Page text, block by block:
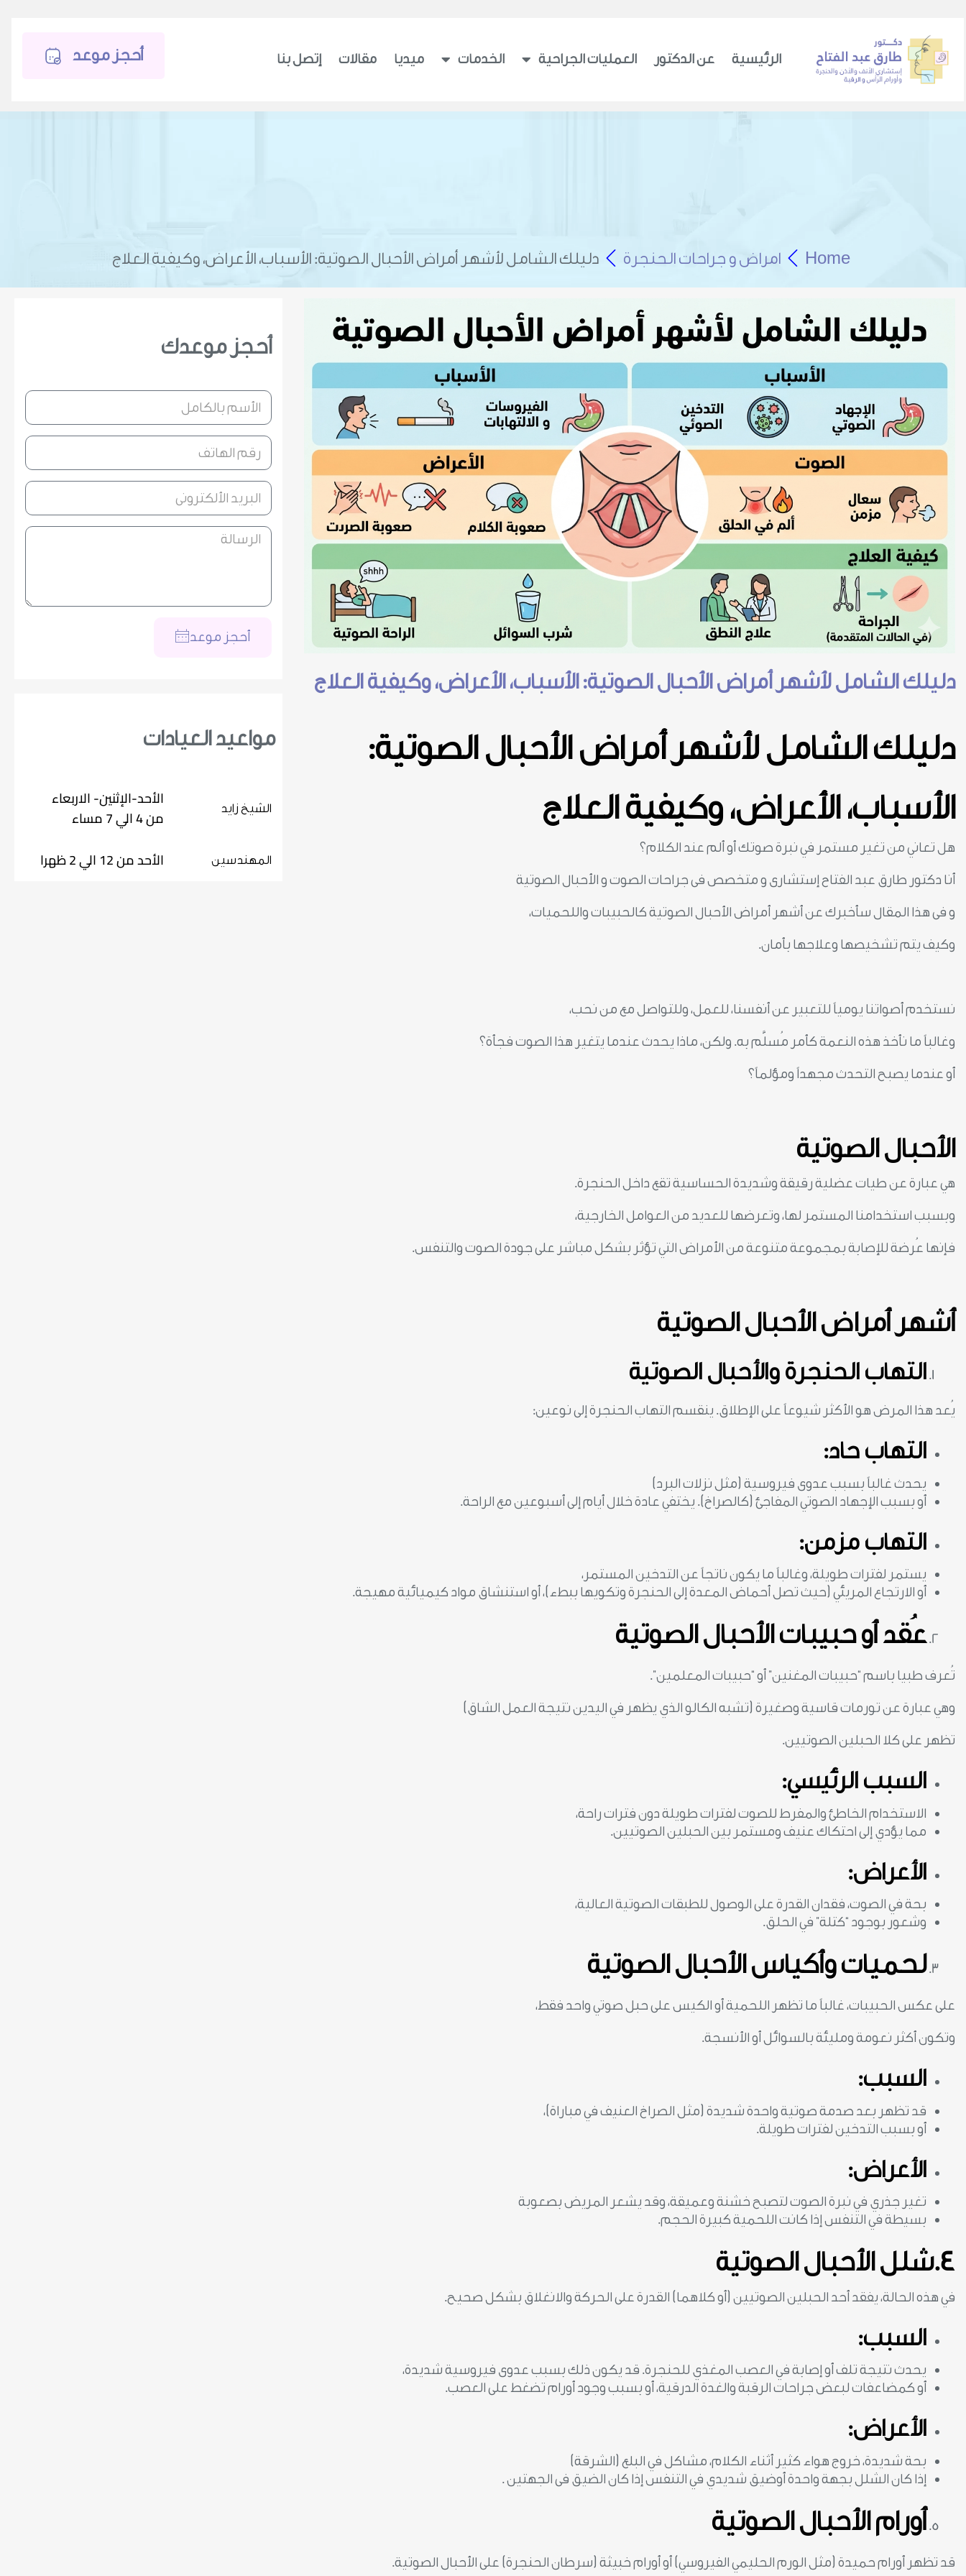
الرئيسية عن الدكتور العمليات الجراحية الخدمات ميديا مقالات إتصل بنا أحجز موعد
Home امراض و جراحات الحنجرة دليلك الشامل لأشهر أمراض الأحبال الصوتية: الأسباب، الأعراض، وكيفية العلاج
دليلك الشامل لأشهر أمراض الأحبال الصوتية: الأسباب، الأعراض، وكيفية العلاج
دليلك الشامل لأشهر أمراض الأحبال الصوتية:
الأسباب، الأعراض، وكيفية العلاج
هل تعاني من تغير مستمر في نبرة صوتك أو ألم عند الكلام؟
أنا دكتور طارق عبد الفتاح إستشارى و متخصص فى جراحات الصوت و الأحبال الصوتية
و فى هذا المقال سأخبرك عن أشهر أمراض الأحبال الصوتية كالحبيبات واللحميات،
وكيف يتم تشخيصها وعلاجها بأمان.
نستخدم أصواتنا يومياً للتعبير عن أنفسنا، للعمل، وللتواصل مع من نحب،
وغالباً ما نأخذ هذه النعمة كأمر مُسلَّم به. ولكن، ماذا يحدث عندما يتغير هذا الصوت فجأة؟
أو عندما يصبح التحدث مجهداً ومؤلماً؟
الأحبال الصوتية
هي عبارة عن طيات عضلية رقيقة وشديدة الحساسية تقع داخل الحنجرة.
وبسبب استخدامنا المستمر لها، وتعرضها للعديد من العوامل الخارجية،
فإنها عُرضة للإصابة بمجموعة متنوعة من الأمراض التي تؤثر بشكل مباشر على جودة الصوت والتنفس.
أشهر أمراض الأحبال الصوتية
التهاب الحنجرة والأحبال الصوتية
يُعد هذا المرض هو الأكثر شيوعاً على الإطلاق. ينقسم التهاب الحنجرة إلى نوعين:
التهاب حاد:
يحدث غالباً بسبب عدوى فيروسية (مثل نزلات البرد)
أو بسبب الإجهاد الصوتي المفاجئ (كالصراخ). يختفي عادة خلال أيام إلى أسبوعين مع الراحة.
التهاب مزمن:
يستمر لفترات طويلة، وغالباً ما يكون ناتجاً عن التدخين المستمر،
أو الارتجاع المريئي (حيث تصل أحماض المعدة إلى الحنجرة وتكويها ببطء)، أو استنشاق مواد كيميائية مهيجة.
عُقد أو حبيبات الأحبال الصوتية
تُعرف طبيا باسم “حبيبات المغنين” أو “حبيبات المعلمين”.
وهي عبارة عن تورمات قاسية وصغيرة (تشبه الكالو الذي يظهر في اليدين نتيجة العمل الشاق)
تظهر على كلا الحبلين الصوتيين.
السبب الرئيسي:
الاستخدام الخاطئ والمفرط للصوت لفترات طويلة دون فترات راحة،
مما يؤدي إلى احتكاك عنيف ومستمر بين الحبلين الصوتيين.
الأعراض:
بحة في الصوت، فقدان القدرة على الوصول للطبقات الصوتية العالية،
وشعور بوجود “كتلة” في الحلق.
لحميات وأكياس الأحبال الصوتية
على عكس الحبيبات، غالباً ما تظهر اللحمية أو الكيس على حبل صوتي واحد فقط،
وتكون أكثر نعومة ومليئة بالسوائل أو الأنسجة.
السبب:
قد تظهر بعد صدمة صوتية واحدة شديدة (مثل الصراخ العنيف في مباراة)،
أو بسبب التدخين لفترات طويلة.
الأعراض:
تغير جذري في نبرة الصوت لتصبح خشنة وعميقة، وقد يشعر المريض بصعوبة
بسيطة في التنفس إذا كانت اللحمية كبيرة الحجم.
4.شلل الأحبال الصوتية
في هذه الحالة، يفقد أحد الحبلين الصوتيين (أو كلاهما) القدرة على الحركة والانغلاق بشكل صحيح.
السبب:
يحدث نتيجة تلف أو إصابة في العصب المغذي للحنجرة. قد يكون ذلك بسبب عدوى فيروسية شديدة،
أو كمضاعفات لبعض جراحات الرقبة والغدة الدرقية، أو بسبب وجود أورام تضغط على العصب.
الأعراض:
بحة شديدة، خروج هواء كثير أثناء الكلام، مشاكل في البلع (الشرقة)
إذا كان الشلل بجهة واحدة أوضيق شديدي في التنفس إذا كان الضيق فى الجهتين .
أورام الأحبال الصوتية
قد تظهر أورام حميدة (مثل الورم الحليمي الفيروسي) أو أورام خبيثة (سرطان الحنجرة) على الأحبال الصوتية.
أحجز موعدك
أحجز موعد
مواعيد العيادات
الشيخ زايد
الأحد-الإثنين- الاربعاء
من 4 الي 7 مساء
المهندسين الأحد من 12 الي 2 ظهرا